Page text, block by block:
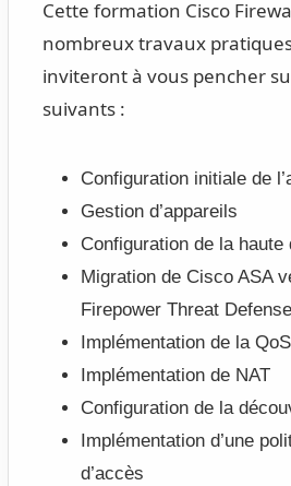
Cette formation Cisco
nombreux travaux
inviteront à vous pencher
suivants :
Configuration initiale de
Gestion d’appareils
Configuration de la haute
Migration de Cisco ASA
Firepower Threat Defense
Implémentation de la QoS
Implémentation de NAT
Configuration de la
Implémentation d’une
d’accès